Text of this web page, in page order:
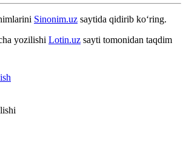
Sinonim.uz saytida qidirib ko‘ring.
yozilishi Lotin.uz sayti tomonidan taqdim